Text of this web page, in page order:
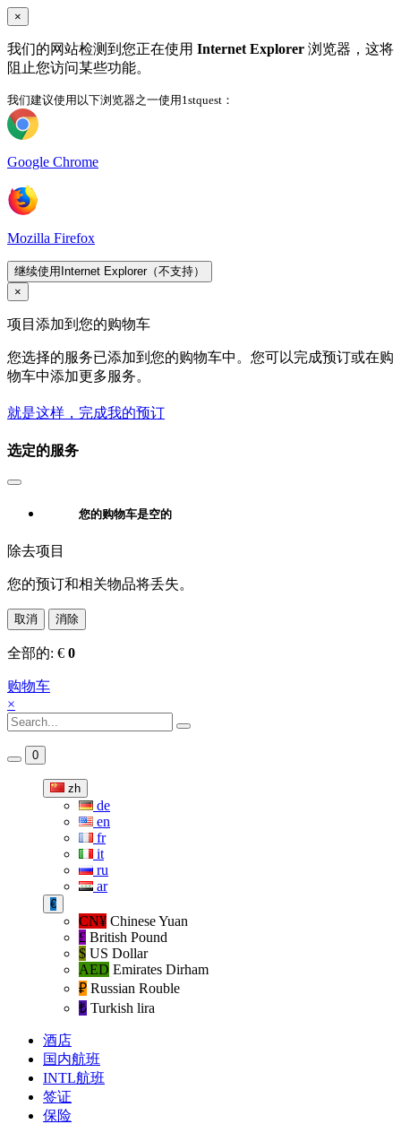
×
我们的网站检测到您正在使用 Internet Explorer 浏览器，这将
阻止您访问某些功能。
我们建议使用以下浏览器之一使用1stquest：
Google Chrome
Mozilla Firefox
继续使用Internet Explorer（不支持）
×
项目添加到您的购物车
您选择的服务已添加到您的购物车中。您可以完成预订或在购
物车中添加更多服务。
就是这样，完成我的预订
选定的服务
您的购物车是空的
除去项目
您的预订和相关物品将丢失。
取消 消除
全部的: € 0
购物车
×
0
zh
de
en
fr
it
ru
ar
€
CN¥ Chinese Yuan
£ British Pound
$ US Dollar
AED Emirates Dirham
₽‎ Russian Rouble
₺‎ Turkish lira
酒店
国内航班
INTL航班
签证
保险